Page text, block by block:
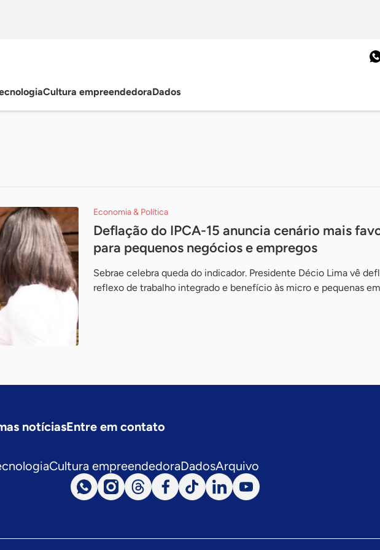
Cultura empreendedoraDados
Economia & Política
Deflação do IPCA-15 anuncia cenário mais
para pequenos negócios e empregos
Sebrae celebra queda do indicador. Presidente Décio Lima vê
reflexo de trabalho integrado e benefício às micro e pequenas
notíciasEntre em contato
Cultura empreendedoraDadosArquivo